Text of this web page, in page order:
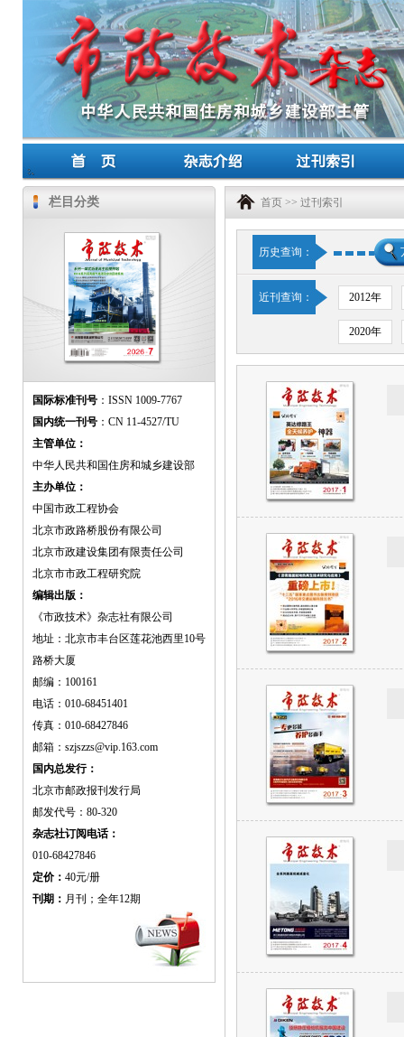
栏目分类
国际标准刊号 ：ISSN 1009-7767
国内统一刊号 ：CN 11-4527/TU
主管单位：
中华人民共和国住房和城乡建设部
主办单位：
中国市政工程协会
北京市政路桥股份有限公司
北京市政建设集团有限责任公司
北京市市政工程研究院
编辑出版：
《市政技术》杂志社有限公司
地址：北京市丰台区莲花池西里10号
路桥大厦
邮编：100161
电话：010-68451401
传真：010-68427846
邮箱：szjszzs@vip.163.com
国内总发行：
北京市邮政报刊发行局
邮发代号：80-320
杂志社订阅电话：
010-68427846
定价： 40元/册
刊期： 月刊；全年12期
首页 >> 过刊索引
历史查询：
近刊查询： 2012年
2020年